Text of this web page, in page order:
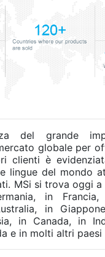
del grande
globale per
clienti è
lingue del mondo
MSi si trova oggi a
in
in
in Canada, in
e in molti altri